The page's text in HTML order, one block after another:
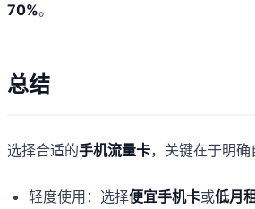
70%。
总结
选择合适的手机流量卡，关键在于明确
轻度使用：选择便宜手机卡或低月